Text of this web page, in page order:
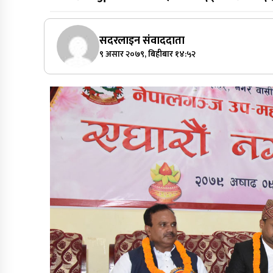
सदरलाइन संवाददाता
९ असार २०७९, बिहीबार १४:५२